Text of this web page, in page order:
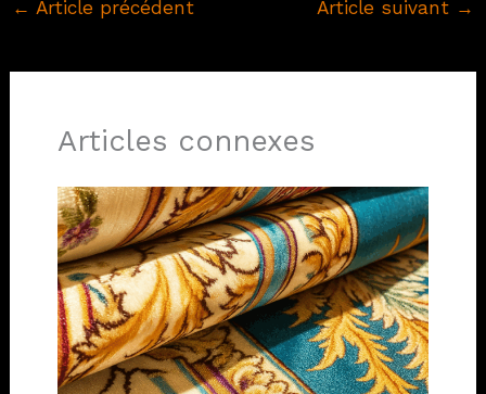
← Article précédent Article suivant →
Articles connexes